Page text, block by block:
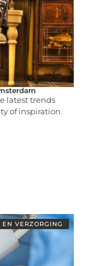
latest trends
of inspiration.
EN VERZORGING